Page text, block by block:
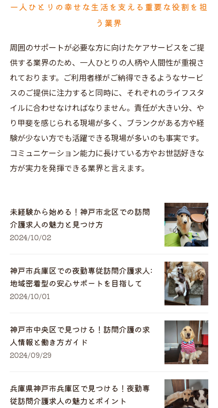
一人ひとりの幸せな生活を支える重要な役割を担
う業界
周囲のサポートが必要な方に向けたケアサービスをご提
供する業界のため、一人ひとりの人柄や人間性が重視さ
れております。ご利用者様がご納得できるようなサービ
スのご提供に注力すると同時に、それぞれのライフスタ
イルに合わせなければなりません。責任が大きい分、や
り甲斐を感じられる現場が多く、ブランクがある方や経
験が少ない方でも活躍できる現場が多いのも事実です。
コミュニケーション能力に長けている方やお世話好きな
方が実力を発揮できる業界と言えます。
未経験から始める！神戸市北区での訪問
介護求人の魅力と見つけ方
2024/10/02
神戸市兵庫区での夜勤専従訪問介護求人:
地域密着型の安心サポートを目指して
2024/10/01
神戸市中央区で見つける！訪問介護の求
人情報と働き方ガイド
2024/09/29
兵庫県神戸市兵庫区で見つける！夜勤専
従訪問介護求人の魅力とポイント